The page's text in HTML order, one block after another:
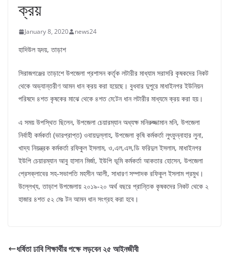
ক্রয়
January 8, 2020 news24
হাদিউল হৃদয়, তাড়াশ
সিরাজগঞ্জের তাড়াশে উপজেলা প্রশাসন কর্তৃক লটারীর মাধ্যাম সরাসরি কৃষকদের নিকট
থেকে অভ্যান্তরীণ আমন ধান ক্রয় করা হয়েছে। বুধবার দুপুরে মাধাইনগর ইউনিয়ন
পরিষদে ৪শত কৃষকের মাঝে থেকে ৪শত মে:টন ধান লটারীর মাধ্যমে ক্রয় করা হয়।
এ সময় উপস্থিত ছিলেন, উপজেলা চেয়ারম্যান অধ্যক্ষ মনিরুজ্জামান মনি, উপজেলা
নির্বাহী কর্মকর্তা (ভারপ্রাপ্ত) ওবায়দুল্লাহ, উপজেলা কৃষি কর্মকর্তা লুৎফুন্নাহার লুনা,
খাদ্য নিয়ন্ত্রক কর্মকর্তা রফিকুল ইসলাম, ও,এল,এস,ডি ফরিদুল ইসলাম, মাধাইনগর
ইউপি চেয়ারম্যান আবু হাসান মির্জা, ইউপি ভূমি কর্মকর্তা আকতার হোসেন, উপজেলা
প্রেসক্লাবের সহ-সভাপতি মহসীন আলী, সাধারণ সম্পাদক রফিকুল ইসলাম প্রমুখ।
উল্লেখ্য, তাড়াশ উপজেলায় ২০১৯-২০ অর্থ বছরে প্রান্তিক কৃষকদের নিকট থেকে ২
হাজার ৪শত ৫২ মেঃ টন আমন ধান সংগ্রহ করা হবে।
ধর্ষিতা ঢাবি শিক্ষার্থীর পক্ষে লড়বেন ২৫ আইনজীবী